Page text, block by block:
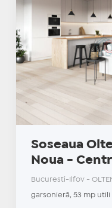
Soseaua
Noua -
Bucuresti-Ilfov -
garsonieră, 53 mp utili